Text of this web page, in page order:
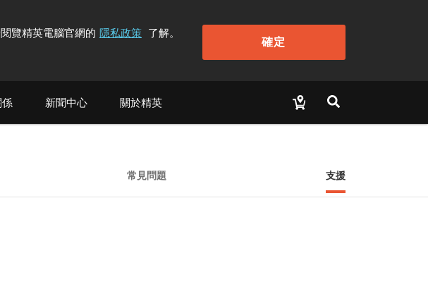
覽精英電腦官網的 隱私政策 了解。
確定
係 新聞中心 關於精英
常見問題 支援